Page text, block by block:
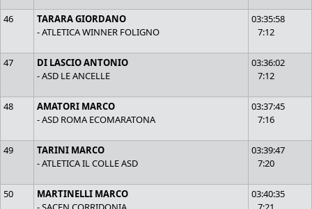
46
TARARA GIORDANO
- ATLETICA WINNER FOLIGNO
03:35:58
7:12
47
DI LASCIO ANTONIO
- ASD LE ANCELLE
03:36:02
7:12
48
AMATORI MARCO
- ASD ROMA ECOMARATONA
03:37:45
7:16
49
TARINI MARCO
- ATLETICA IL COLLE ASD
03:39:47
7:20
50
MARTINELLI MARCO
03:40:35